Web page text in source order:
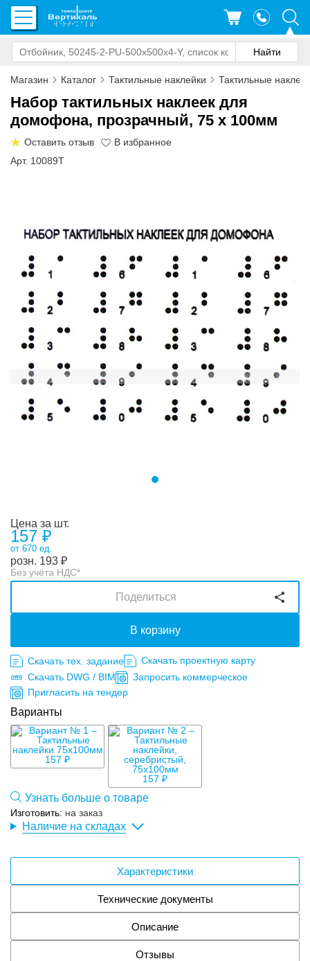
Магазин Каталог Тактильные наклейки Тактильные
Набор тактильных наклеек для
домофона, прозрачный, 75 x 100мм
Оставить отзыв
Арт. 10089T
Цена за шт.
157 ₽
от 670 ед.
розн. 193 ₽
Без учёта НДС*
Изготовить: на заказ
В корзину
Поделиться
Скачать тех. задание
Скачать проектную карту
Скачать DWG / BIM
Запросить коммерческое
Пригласить на тендер
Варианты
157 ₽
157 ₽
Узнать больше о товаре
Наличие на складах
Характеристики
Технические документы
Описание
Отзывы